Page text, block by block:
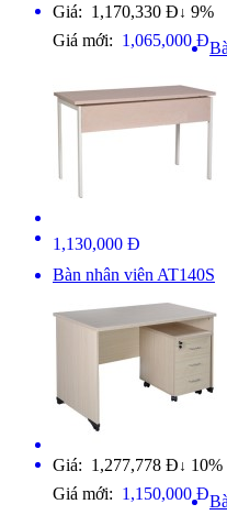
Giá: 1,170,330 Đ ↓ 9%
Giá mới: 1,065,000 Đ
1,130,000 Đ
Bàn nhân viên AT140S
Giá: 1,277,778 Đ ↓ 10%
Giá mới: 1,150,000 Đ